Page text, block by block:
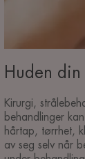
Huden
Kirurgi,
behandlinger
hårtap, tørrhet,
av seg selv når